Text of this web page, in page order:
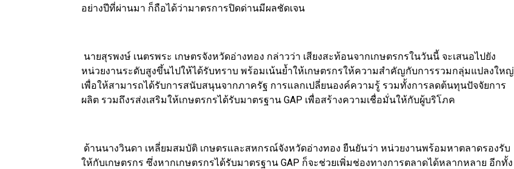
อย่างปีที่ผ่านมา ก็ถือได้ว่ามาตรการปิดด่านมีผลชัดเจน
นายสุรพงษ์ เนตรพระ เกษตรจังหวัดอ่างทอง กล่าวว่า เสียงสะท้อนจากเกษตรกรในวันนี้ จะเสนอไปยัง
หน่วยงานระดับสูงขึ้นไปให้ได้รับทราบ พร้อมเน้นย้ำให้เกษตรกรให้ความสำคัญกับการรวมกลุ่มแปลงใหญ่
เพื่อให้สามารถได้รับการสนับสนุนจากภาครัฐ การแลกเปลี่ยนองค์ความรู้ รวมทั้งการลดต้นทุนปัจจัยการ
ผลิต รวมถึงรส่งเสริมให้เกษตรกรได้รับมาตรฐาน GAP เพื่อสร้างความเชื่อมั่นให้กับผู้บริโภค
ด้านนางวินดา เหลี่ยมสมบัติ เกษตรและสหกรณ์จังหวัดอ่างทอง ยืนยันว่า หน่วยงานพร้อมหาตลาดรองรับ
ให้กับเกษตรกร ซึ่งหากเกษตรกรได้รับมาตรฐาน GAP ก็จะช่วยเพิ่มช่องทางการตลาดได้หลากหลาย อีกทั้ง